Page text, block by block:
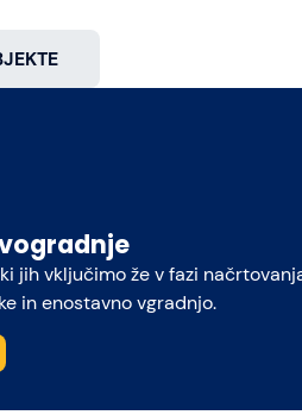
jih vključimo že v fazi
in enostavno vgradnjo.